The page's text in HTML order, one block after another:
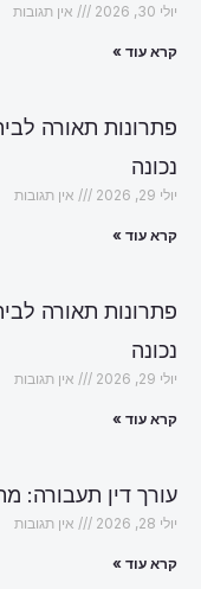
יולי 30, 2026 אין תגובות
קרא עוד »
פתרונות תאורה
נכונה
יולי 29, 2026 אין תגובות
קרא עוד »
פתרונות תאורה
נכונה
יולי 29, 2026 אין תגובות
קרא עוד »
עורך דין תעבורה:
יולי 28, 2026 אין תגובות
קרא עוד »